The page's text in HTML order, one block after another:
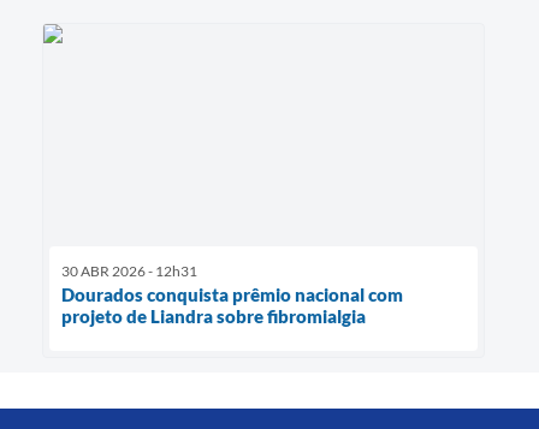
30 ABR 2026 - 12h31
Dourados conquista prêmio nacional com
projeto de Liandra sobre fibromialgia